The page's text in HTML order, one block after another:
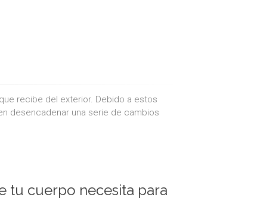
recibe del exterior. Debido a estos
desencadenar una serie de cambios
tu cuerpo necesita para